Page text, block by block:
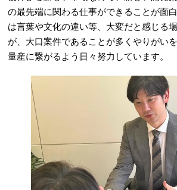
の最先端に関わる仕事ができることが面
は言葉や文化の違い等、大変だと感じる
が、大口案件であることが多くやりがい
量産に繋がるよう日々努力しています。